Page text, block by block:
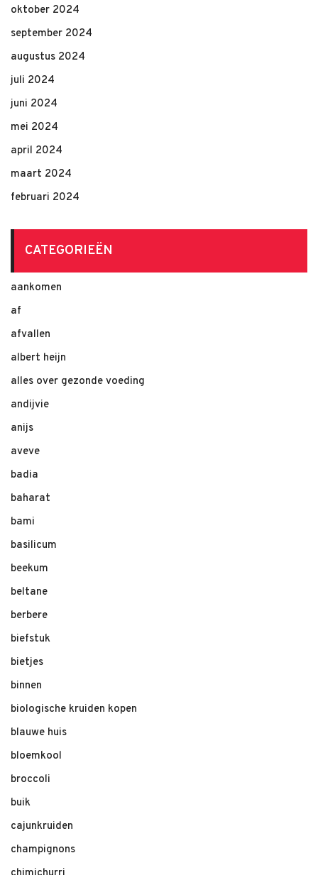
oktober 2024
september 2024
augustus 2024
juli 2024
juni 2024
mei 2024
april 2024
maart 2024
februari 2024
CATEGORIEËN
aankomen
af
afvallen
albert heijn
alles over gezonde voeding
andijvie
anijs
aveve
badia
baharat
bami
basilicum
beekum
beltane
berbere
biefstuk
bietjes
binnen
biologische kruiden kopen
blauwe huis
bloemkool
broccoli
buik
cajunkruiden
champignons